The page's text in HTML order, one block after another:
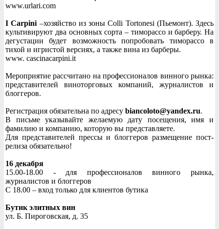
www.urlari.com
I Carpini–хозяйство из зоны Colli Tortonesi (Пьемонт). Здесь
культивируют два основных сорта – тиморассо и барберу. На
дегустации будет возможность попробовать тиморассо в
тихой и игристой версиях, а также вина из барберы.
www. cascinacarpini.it
Мероприятие рассчитано на профессионалов винного рынка:
представителей виноторговых компаний, журналистов и
блоггеров.
Регистрация обязательна по адресу biancoloto@yandex.ru.
В письме указывайте желаемую дату посещения, имя и
фамилию и компанию, которую вы представляете.
Для представителей прессы и блоггеров размещение пост-
релиза обязательно!
16 декабря
15.00-18.00 - для профессионалов винного рынка,
журналистов и блоггеров
С 18.00 – вход только для клиентов бутика
Бутик элитных вин
ул. Б. Пироговская, д. 35